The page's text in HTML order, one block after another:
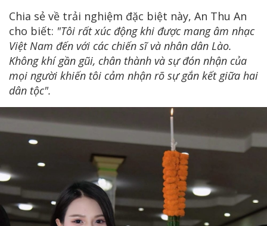
Chia sẻ về trải nghiệm đặc biệt này, An Thu An
cho biết: "Tôi rất xúc động khi được mang âm nhạc
Việt Nam đến với các chiến sĩ và nhân dân Lào.
Không khí gần gũi, chân thành và sự đón nhận của
mọi người khiến tôi cảm nhận rõ sự gắn kết giữa hai
dân tộc".